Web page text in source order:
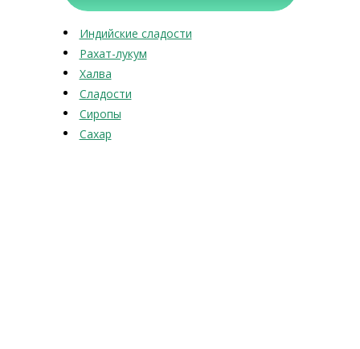
Индийские сладости
Рахат-лукум
Халва
Сладости
Сиропы
Сахар